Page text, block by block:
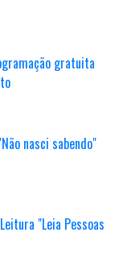
gratuita
nasci sabendo"
"Leia Pessoas